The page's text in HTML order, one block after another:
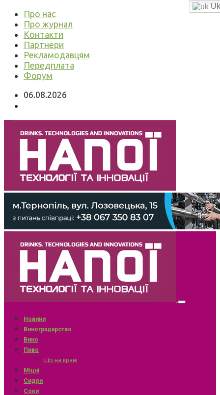
Про нас
Про журнал
Контакти
Партнери
Рекламодавцям
Передплата
Форум
06.08.2026
Новини
Виноградарство
Вино
Пиво
Що на крані
Міцні
Сидри
Соки